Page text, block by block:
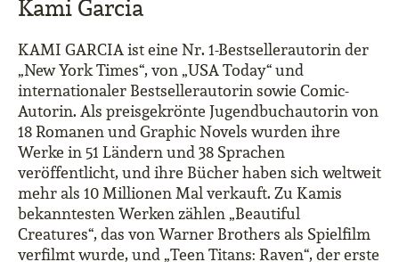
Kami Garcia
KAMI GARCIA ist eine Nr. 1-Bestsellerautorin der
„New York Times“, von „USA Today“ und
internationaler Bestsellerautorin sowie Comic-
Autorin. Als preisgekrönte Jugendbuchautorin von
18 Romanen und Graphic Novels wurden ihre
Werke in 51 Ländern und 38 Sprachen
veröffentlicht, und ihre Bücher haben sich weltweit
mehr als 10 Millionen Mal verkauft. Zu Kamis
bekanntesten Werken zählen „Beautiful
Creatures“, das von Warner Brothers als Spielfilm
verfilmt wurde, und „Teen Titans: Raven“, der erste